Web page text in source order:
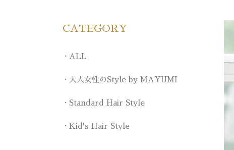
CATEGORY
ALL
大人女性のStyle by MAYUMI
Standard Hair Style
Kid's Hair Style